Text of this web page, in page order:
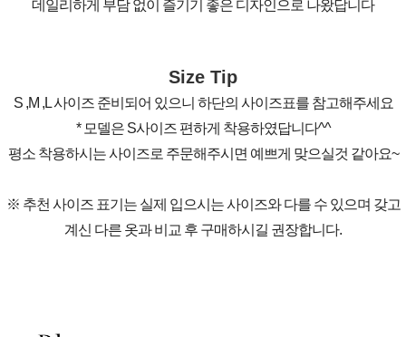
데일리하게 부담 없이 즐기기 좋은 디자인으로 나왔답니다
Size Tip
S ,M ,L 사이즈 준비되어 있으니 하단의 사이즈표를 참고해주세요
* 모델은 S사이즈 편하게 착용하였답니다^^
평소 착용하시는 사이즈로 주문해주시면 예쁘게 맞으실것 같아요~
※ 추천 사이즈 표기는 실제 입으시는 사이즈와 다를 수 있으며 갖고
계신 다른 옷과 비교 후 구매하시길 권장합니다.